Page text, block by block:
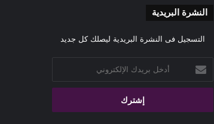
النشرة البريدية
التسجيل فى النشرة البريدية ليصلك كل جديد
بريدك
الإلكتروني